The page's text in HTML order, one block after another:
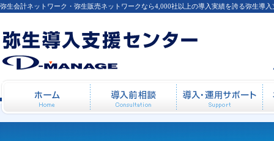
2014年5月20日
弥生会計ネットワーク・弥生販売ネットワークなら4,000社以上の導入実績を誇る弥生導
ホーム 導入前相談 導